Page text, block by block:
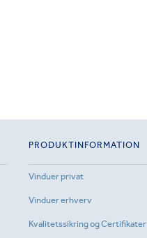
PRODUKTINFORMATION
Vinduer privat
Vinduer erhverv
Kvalitetssikring og Certifikater